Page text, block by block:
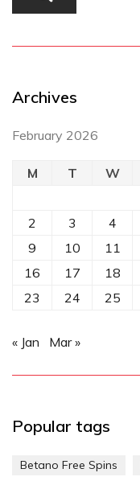
Archives
February 2026
M T W
2
3 4
9
10 11
16
17 18
23
24 25
« Jan Mar »
Popular tags
Betano Free Spins